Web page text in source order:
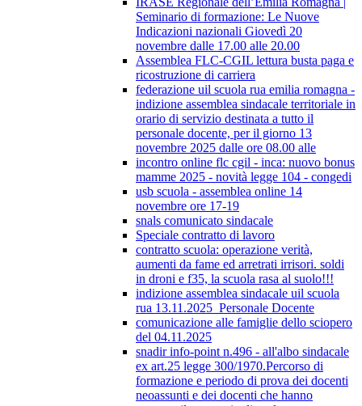
Seminario di formazione: Le Nuove
Indicazioni nazionali Giovedì 20
novembre dalle 17.00 alle 20.00
Assemblea FLC-CGIL lettura busta paga e
ricostruzione di carriera
federazione uil scuola rua emilia romagna -
indizione assemblea sindacale territoriale in
orario di servizio destinata a tutto il
personale docente, per il giorno 13
novembre 2025 dalle ore 08.00 alle
incontro online flc cgil - inca: nuovo bonus
mamme 2025 - novità legge 104 - congedi
usb scuola - assemblea online 14
novembre ore 17-19
snals comunicato sindacale
Speciale contratto di lavoro
contratto scuola: operazione verità,
aumenti da fame ed arretrati irrisori. soldi
in droni e f35, la scuola rasa al suolo!!!
indizione assemblea sindacale uil scuola
rua 13.11.2025_Personale Docente
comunicazione alle famiglie dello sciopero
del 04.11.2025
snadir info-point n.496 - all'albo sindacale
ex art.25 legge 300/1970.Percorso di
formazione e periodo di prova dei docenti
neoassunti e dei docenti che hanno